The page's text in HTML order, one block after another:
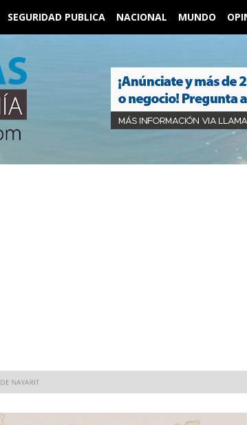
SEGURIDAD PUBLICA NACIONAL MUNDO
MUNICIPIOS DE NAYARIT ENFRENTAN SEVERA